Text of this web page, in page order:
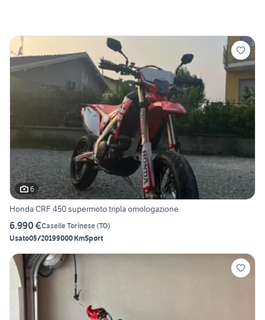
6
Honda CRF 450 supermoto tripla omologazione
6.990 €Caselle Torinese(TO)
Usato05/20199000 KmSport